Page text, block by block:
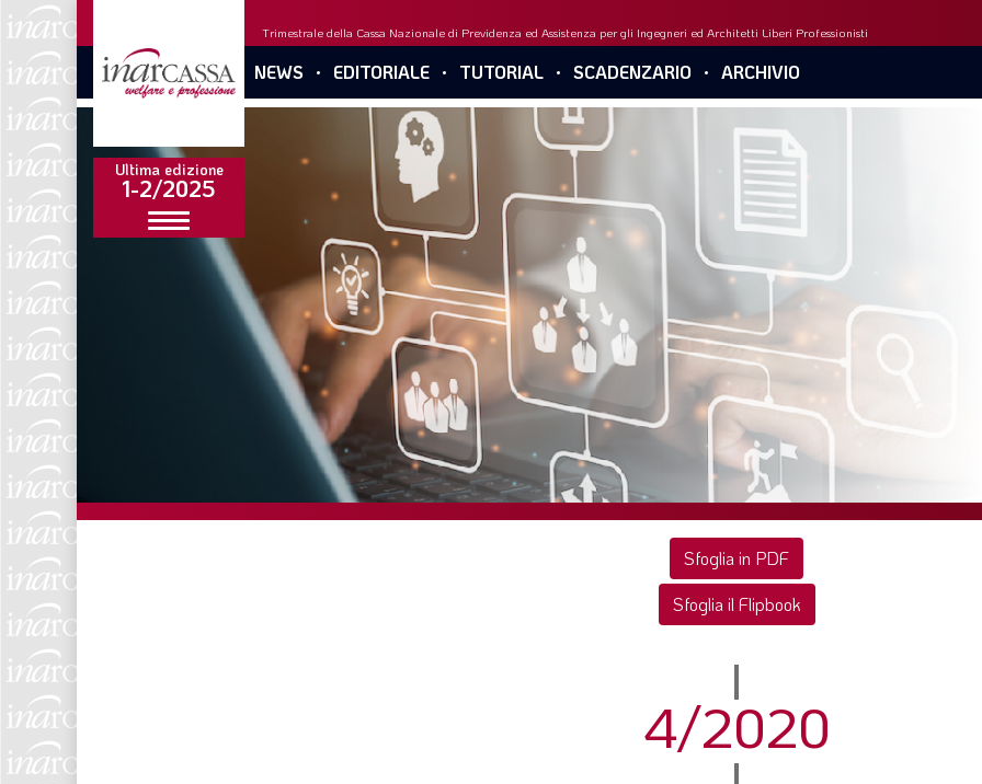
Ultima edizione
1-2/2025
Trimestrale della Cassa Nazionale di Previdenza ed Assistenza per gli Ingegneri ed Architetti Liberi Professionisti
NEWS EDITORIALE TUTORIAL SCADENZARIO ARCHIVIO
Sfoglia in PDF
Sfoglia il Flipbook
4/2020